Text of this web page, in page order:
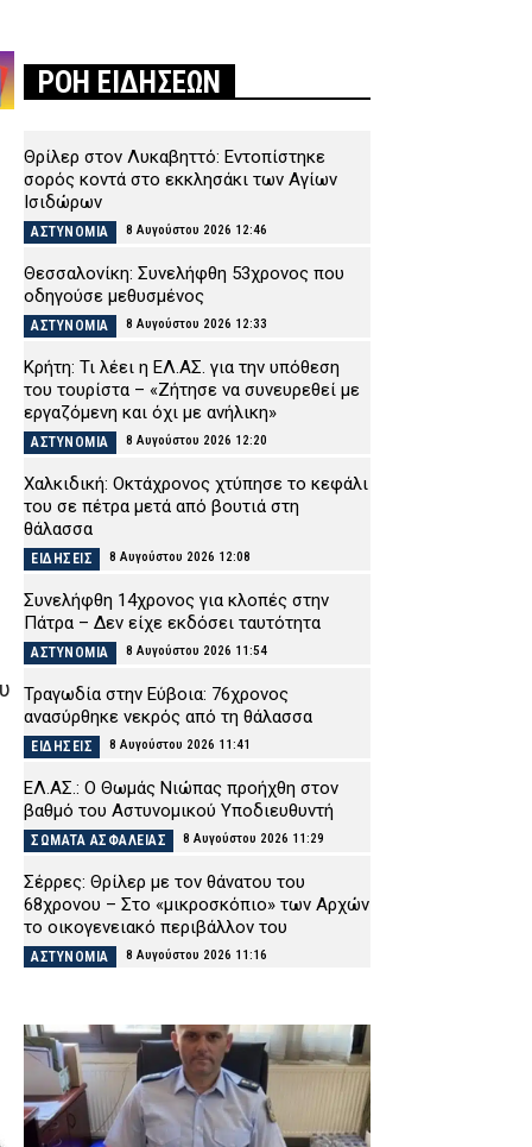
ΡΟΗ ΕΙΔΗΣΕΩΝ
Θρίλερ στον Λυκαβηττό: Εντοπίστηκε
σορός κοντά στο εκκλησάκι των Αγίων
Ισιδώρων
ΑΣΤΥΝΟΜΙΑ 8 Αυγούστου 2026 12:46
Θεσσαλονίκη: Συνελήφθη 53χρονος που
οδηγούσε μεθυσμένος
ΑΣΤΥΝΟΜΙΑ 8 Αυγούστου 2026 12:33
Κρήτη: Τι λέει η ΕΛ.ΑΣ. για την υπόθεση
του τουρίστα – «Ζήτησε να συνευρεθεί με
εργαζόμενη και όχι με ανήλικη»
ΑΣΤΥΝΟΜΙΑ 8 Αυγούστου 2026 12:20
Χαλκιδική: Οκτάχρονος χτύπησε το κεφάλι
του σε πέτρα μετά από βουτιά στη
θάλασσα
ΕΙΔΗΣΕΙΣ 8 Αυγούστου 2026 12:08
Συνελήφθη 14χρονος για κλοπές στην
Πάτρα – Δεν είχε εκδόσει ταυτότητα
ΑΣΤΥΝΟΜΙΑ 8 Αυγούστου 2026 11:54
Τραγωδία στην Εύβοια: 76χρονος
ανασύρθηκε νεκρός από τη θάλασσα
ΕΙΔΗΣΕΙΣ 8 Αυγούστου 2026 11:41
ΕΛ.ΑΣ.: Ο Θωμάς Νιώπας προήχθη στον
βαθμό του Αστυνομικού Υποδιευθυντή
ΣΩΜΑΤΑ ΑΣΦΑΛΕΙΑΣ 8 Αυγούστου 2026 11:29
Σέρρες: Θρίλερ με τον θάνατου του
68χρονου – Στο «μικροσκόπιο» των Αρχών
το οικογενειακό περιβάλλον του
ΑΣΤΥΝΟΜΙΑ 8 Αυγούστου 2026 11:16
οχήματος του 1965 στο Πόρτο Γερμενό:
«Δεν είμαστε αναλώσιμοι»
ΣΩΜΑΤΑ ΑΣΦΑΛΕΙΑΣ 8 Αυγούστου 2026 11:02
«Τουρισμός για Όλους»: Ποιοι μπορούν να
κάνουν αιτήσεις σήμερα – Οι δικαιούχοι